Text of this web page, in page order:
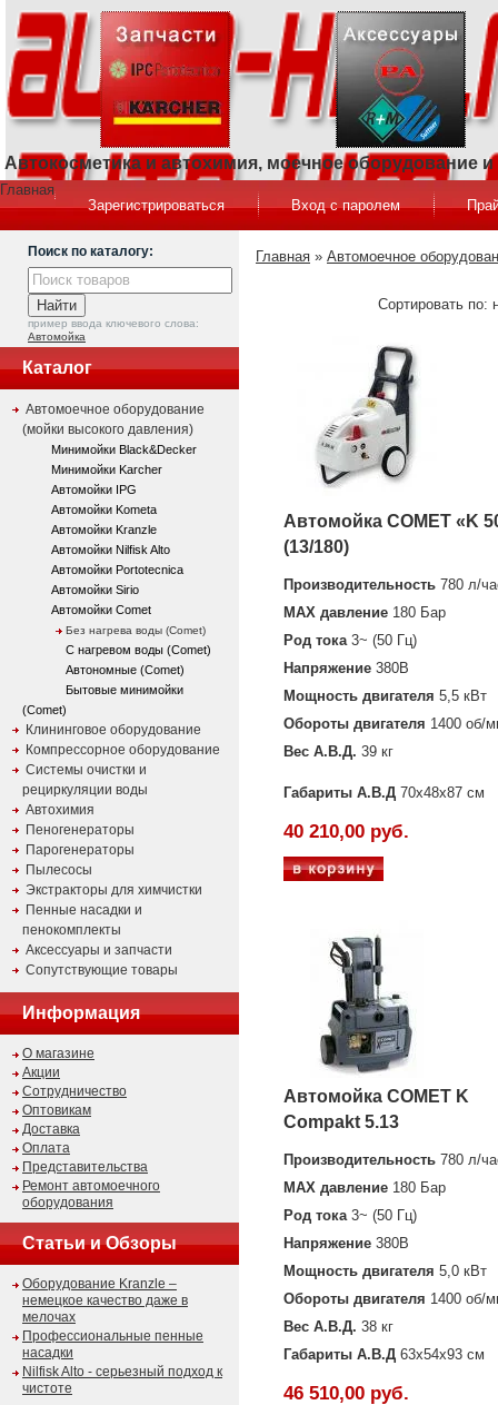
Автокосметика и автохимия, моечное оборудование
Главная
Зарегистрироваться
Вход с паролем
Поиск по каталогу:
пример ввода ключевого слова:
Автомойка
Каталог
Автомоечное оборудование
(мойки высокого давления)
Минимойки Black&Decker
Минимойки Karcher
Автомойки IPG
Автомойки Kometa
Автомойки Kranzle
Автомойки Nilfisk Alto
Автомойки Portotecnica
Автомойки Sirio
Автомойки Comet
Без нагрева воды (Comet)
C нагревом воды (Comet)
Автономные (Comet)
Бытовые минимойки
(Comet)
Клининговое оборудование
Компрессорное оборудование
Системы очистки и
рециркуляции воды
Автохимия
Пеногенераторы
Парогенераторы
Пылесосы
Экстракторы для химчистки
Пенные насадки и
пенокомплекты
Аксессуары и запчасти
Сопутствующие товары
Информация
О магазине
Акции
Сотрудничество
Оптовикам
Доставка
Оплата
Представительства
Ремонт автомоечного
оборудования
Статьи и Обзоры
Оборудование Kranzle –
немецкое качество даже в
мелочах
Профессиональные пенные
насадки
Nilfisk Alto - серьезный подход к
чистоте
Главная » Автомоечное
Сортировать по:
Автомойка COMET «K
(13/180)
Производительность 780 л/
MAX давление 180 Бар
Род тока 3~ (50 Гц)
Напряжение 380В
Мощность двигателя 5,5 кВт
Обороты двигателя 1400 об/
Вес А.В.Д. 39 кг
Габариты А.В.Д 70х48х87 см
40 210,00 руб.
Автомойка COMET K
Compakt 5.13
Производительность 780 л/
MAX давление 180 Бар
Род тока 3~ (50 Гц)
Напряжение 380В
Мощность двигателя 5,0 кВт
Обороты двигателя 1400 об/
Вес А.В.Д. 38 кг
Габариты А.В.Д 63х54х93 см
46 510,00 руб.